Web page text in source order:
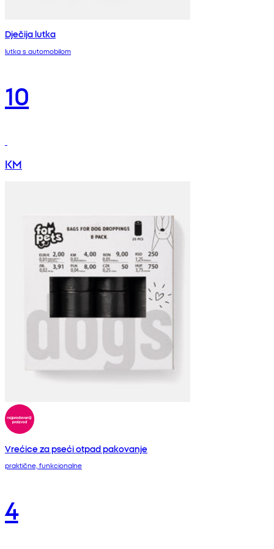
Dječija lutka
lutka s automobilom
10
KM
Vrećice za pseći otpad pakovanje
praktične, funkcionalne
4